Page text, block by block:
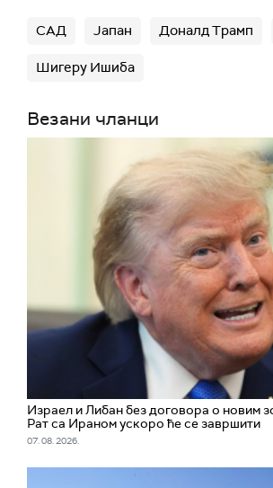
САД Јапан Доналд Трамп
Шигеру Ишиба
Везани чланци
Израел и Либан без договора о новим
Рат са Ираном ускоро ће се завршити
07. 08. 2026.